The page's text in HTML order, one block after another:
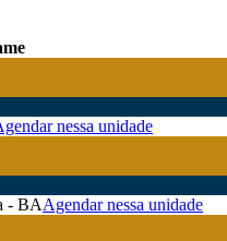
nessa unidade
- BAAgendar nessa unidade